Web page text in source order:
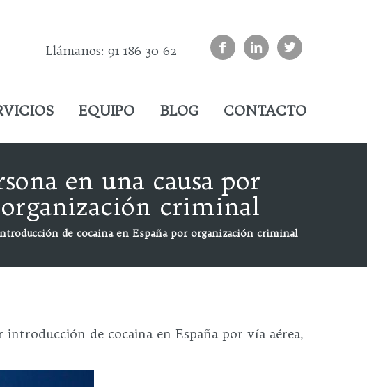
EQUIPO BLOG CONTACTO
Llámanos: 91-186 30 62   
en una causa por
criminal
de cocaina en España por organización criminal
de cocaina en España por vía aérea,